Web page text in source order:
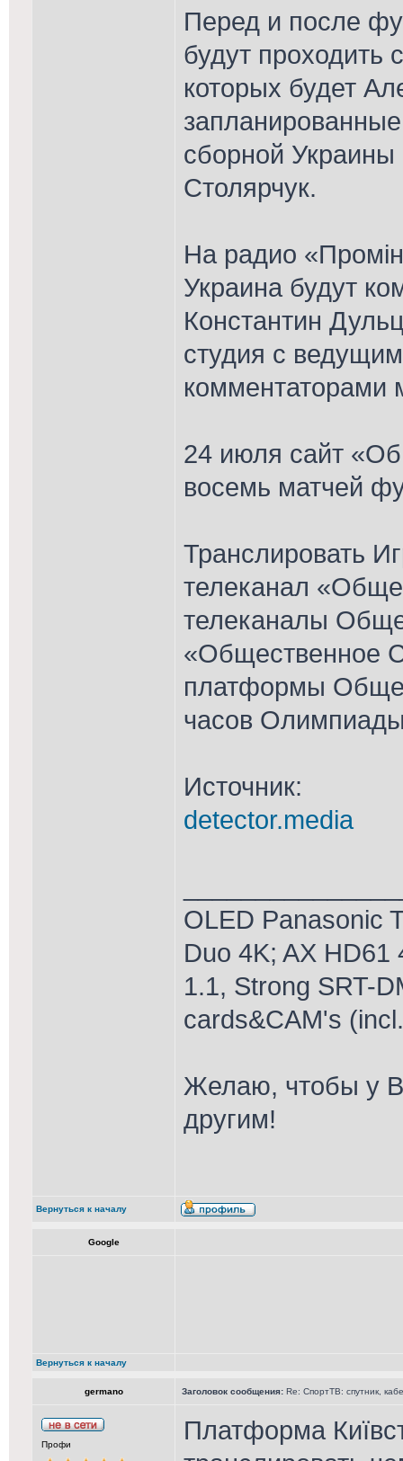
Перед и после
будут
которых будет
сборной Украины
Столярчук.
На радио
Украина будут
Константин
студия с
комментаторами
24 июля сайт
восемь матчей
Транслировать
телеканал
телеканалы
«Общественное
платформы
часов
Источник:
detector.media
OLED Panasonic
Duo 4K; AX HD61
1.1, Strong SRT-
cards&CAM's
Желаю, чтобы у
другим!
Вернуться к началу
Google
Вернуться к началу
germano Заголовок сообщения: Re: СпортТВ: спутник,
Профи
Платформа